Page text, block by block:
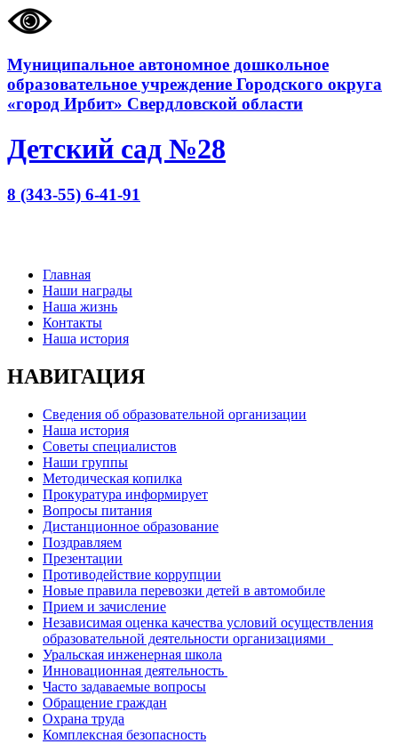
Муниципальное автономное дошкольное
образовательное учреждение Городского округа
«город Ирбит» Свердловской области
Детский сад №28
8 (343-55) 6-41-91
Главная
Наши награды
Наша жизнь
Контакты
Наша история
НАВИГАЦИЯ
Сведения об образовательной организации
Наша история
Советы специалистов
Наши группы
Методическая копилка
Прокуратура информирует
Вопросы питания
Дистанционное образование
Поздравляем
Презентации
Противодействие коррупции
Новые правила перевозки детей в автомобиле
Прием и зачисление
Независимая оценка качества условий осуществления
образовательной деятельности организациями
Уральская инженерная школа
Инновационная деятельность
Часто задаваемые вопросы
Обращение граждан
Охрана труда
Комплексная безопасность